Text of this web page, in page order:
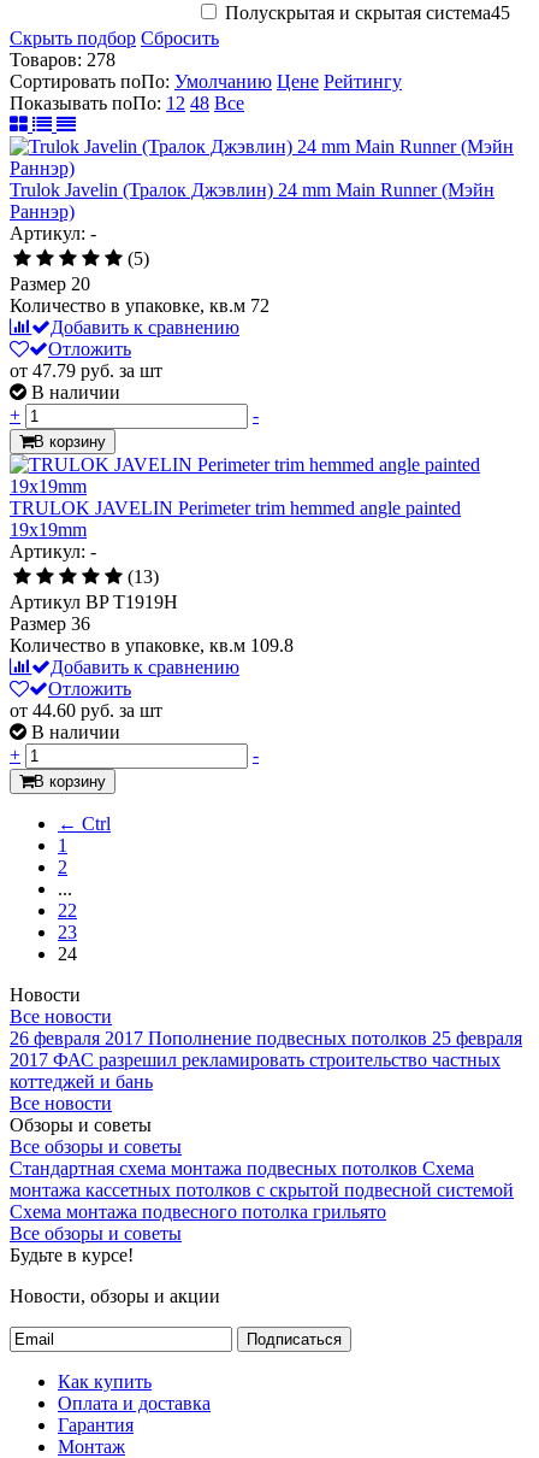
Полускрытая и скрытая система45
Скрыть подбор Сбросить
Товаров: 278
Сортировать поПо: Умолчанию Цене Рейтингу
Показывать поПо: 12 48 Все
Trulok Javelin (Тралок Джэвлин) 24 mm Main Runner (Мэйн
Раннэр)
Артикул: -
(5)
Размер 20
Количество в упаковке, кв.м 72
Добавить к сравнению
Отложить
от 47.79 руб. за шт
В наличии
+
-
В корзину
TRULOK JAVELIN Perimeter trim hemmed angle painted
19x19mm
Артикул: -
(13)
Артикул BP T1919H
Размер 36
Количество в упаковке, кв.м 109.8
Добавить к сравнению
Отложить
от 44.60 руб. за шт
В наличии
+
-
В корзину
← Ctrl
1
2
...
22
23
24
Новости
Все новости
26 февраля 2017 Пополнение подвесных потолков 25 февраля
2017 ФАС разрешил рекламировать строительство частных
коттеджей и бань
Все новости
Обзоры и советы
Все обзоры и советы
Стандартная схема монтажа подвесных потолков Схема
монтажа кассетных потолков с скрытой подвесной системой
Схема монтажа подвесного потолка грильято
Все обзоры и советы
Будьте в курсе!
Новости, обзоры и акции
Подписаться
Как купить
Оплата и доставка
Гарантия
Монтаж